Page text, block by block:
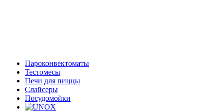
Пароконвектоматы
Тестомесы
Печи для пиццы
Слайсеры
Посудомойки